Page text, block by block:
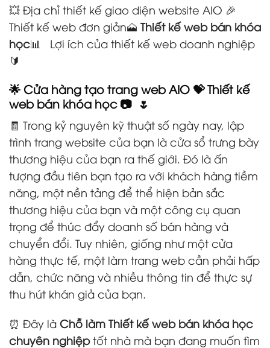
💥 Địa chỉ thiết kế giao diện website AIO 🎉
Thiết kế web đơn giản🗻 Thiết kế web bán khóa
học📊 Lợi ích của thiết kế web doanh nghiệp
🔰
🌟 Cửa hàng tạo trang web AIO 💝 Thiết kế
web bán khóa học📷 🌷
🧾 Trong kỷ nguyên kỹ thuật số ngày nay, lập
trình trang website của bạn là cửa sổ trưng bày
thương hiệu của bạn ra thế giới. Đó là ấn
tượng đầu tiên bạn tạo ra với khách hàng tiềm
năng, một nền tảng để thể hiện bản sắc
thương hiệu của bạn và một công cụ quan
trọng để thúc đẩy doanh số bán hàng và
chuyển đổi. Tuy nhiên, giống như một cửa
hàng thực tế, một làm trang web cần phải hấp
dẫn, chức năng và nhiều thông tin để thực sự
thu hút khán giả của bạn.
⏰ Đây là Chỗ làm Thiết kế web bán khóa học
chuyên nghiệptốt nhà mà bạn đang muốn tìm